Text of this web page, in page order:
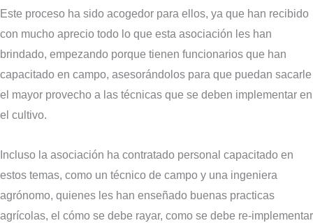
Este proceso ha sido acogedor para ellos, ya que han recibido
con mucho aprecio todo lo que esta asociación les han
brindado, empezando porque tienen funcionarios que han
capacitado en campo, asesorándolos para que puedan sacarle
el mayor provecho a las técnicas que se deben implementar en
el cultivo.
Incluso la asociación ha contratado personal capacitado en
estos temas, como un técnico de campo y una ingeniera
agrónomo, quienes les han enseñado buenas practicas
agrícolas, el cómo se debe rayar, como se debe re-implementar